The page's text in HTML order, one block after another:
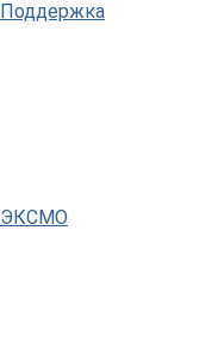
Поддержка
ЭКСМО